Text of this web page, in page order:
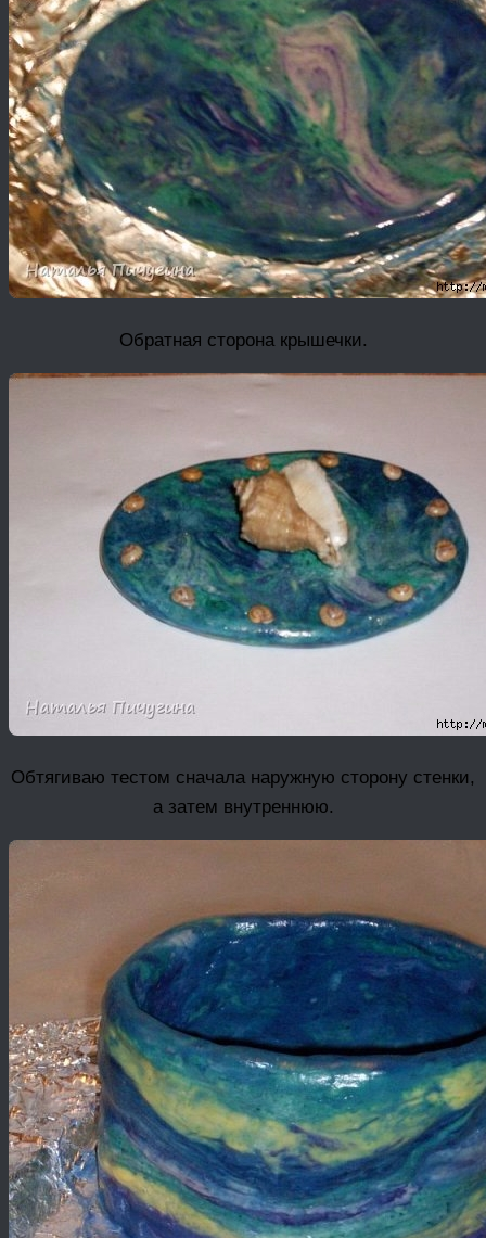
Обратная сторона крышечки.
Обтягиваю тестом сначала наружную сторону стенки,
а затем внутреннюю.